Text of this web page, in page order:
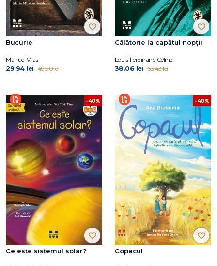
Bucurie
Manuel Vilas
29.94 lei 49.90 lei
Călătorie la capătul nopții
Louis‑Ferdinand Céline
38.06 lei 63.43 lei
-40%
Ce este sistemul solar?
-40%
Copacul